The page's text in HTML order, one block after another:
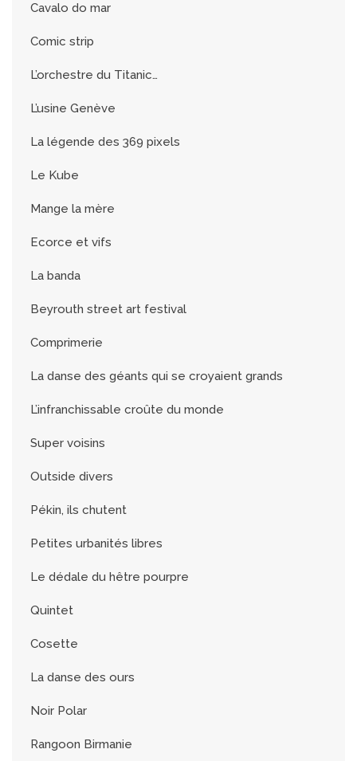
Cavalo do mar
Comic strip
L’orchestre du Titanic…
L’usine Genève
La légende des 369 pixels
Le Kube
Mange la mère
Ecorce et vifs
La banda
Beyrouth street art festival
Comprimerie
La danse des géants qui se croyaient grands
L’infranchissable croûte du monde
Super voisins
Outside divers
Pékin, ils chutent
Petites urbanités libres
Le dédale du hêtre pourpre
Quintet
Cosette
La danse des ours
Noir Polar
Rangoon Birmanie